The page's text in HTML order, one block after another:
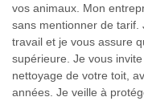
vos animaux. Mon
sans mentionner de tarif.
travail et je vous assure
supérieure. Je vous
nettoyage de votre toit,
années. Je veille à